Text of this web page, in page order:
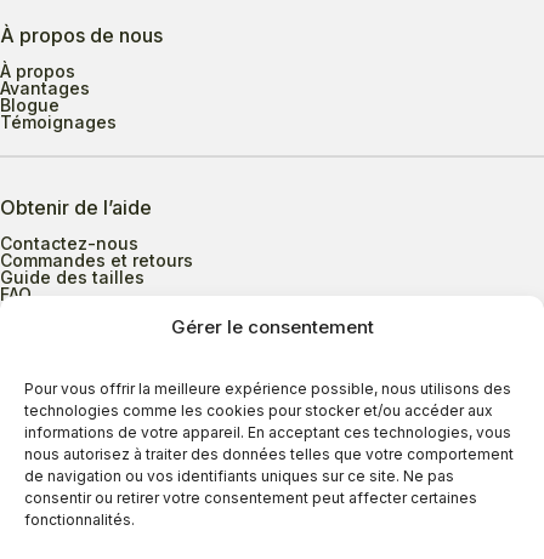
Gérer le consentement
Pour vous offrir la meilleure expérience possible, nous utilisons des
technologies comme les cookies pour stocker et/ou accéder aux
informations de votre appareil. En acceptant ces technologies, vous
nous autorisez à traiter des données telles que votre comportement
de navigation ou vos identifiants uniques sur ce site. Ne pas
consentir ou retirer votre consentement peut affecter certaines
fonctionnalités.
À propos de nous
À propos
Avantages
Blogue
Témoignages
Obtenir de l’aide
Contactez-nous
Commandes et retours
Guide des tailles
FAQ
Heures d’ouverture
Lundi au mercredi
9h00 à 17h30
Jeudi
9h00 à 20h00
Vendredi
9h00 à 18h00